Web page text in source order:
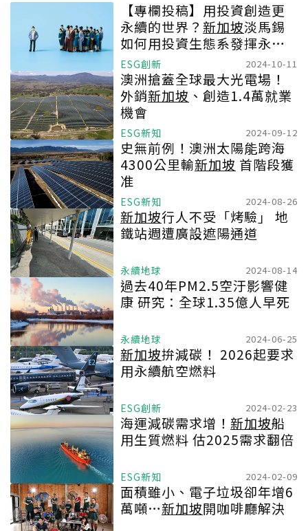
【專欄投稿】用投資創造更
永續的世界？ 新加坡淡馬錫
如何用投資生態系發揮永續
影響力？
ESG創新 2024-10-11
澳洲搶蓋全球最大光電場！
外銷新加坡 、創造1.4萬就業
機會
ESG新知 2024-09-12
史無前例！澳洲太陽能跨海
4300公里輸新加坡 首階段獲
准
ESG新知 2024-08-26
新加坡行人不受「烤驗」 地
鐵站週遭廣設遮陽通道
永續地球 2024-08-14
過去40年PM2.5空汙影響健
康 研究：全球1.35億人早死
永續地球 2024-06-25
新加坡拚減碳！ 2026起要求
用永續航空燃料
ESG創新 2024-02-23
海運減碳需求增！ 新加坡船
用生質燃料 估2025需求翻倍
ESG新知 2024-02-09
面積雖小、電子垃圾卻年增6
萬噸…新加坡開咖啡廳解決